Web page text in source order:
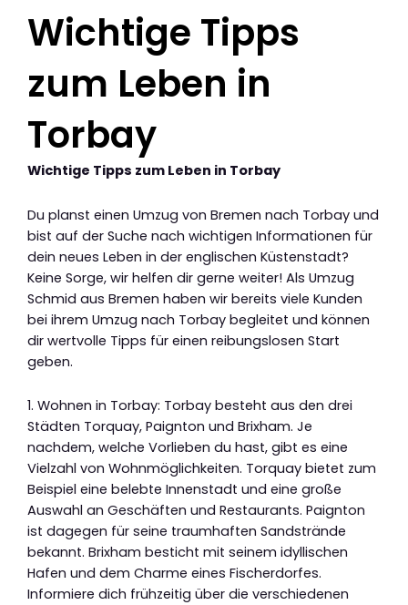
Wichtige Tipps
zum Leben in
Torbay
Wichtige Tipps zum Leben in Torbay
Du planst einen Umzug von Bremen nach Torbay und
bist auf der Suche nach wichtigen Informationen für
dein neues Leben in der englischen Küstenstadt?
Keine Sorge, wir helfen dir gerne weiter! Als Umzug
Schmid aus Bremen haben wir bereits viele Kunden
bei ihrem Umzug nach Torbay begleitet und können
dir wertvolle Tipps für einen reibungslosen Start
geben.
1. Wohnen in Torbay: Torbay besteht aus den drei
Städten Torquay, Paignton und Brixham. Je
nachdem, welche Vorlieben du hast, gibt es eine
Vielzahl von Wohnmöglichkeiten. Torquay bietet zum
Beispiel eine belebte Innenstadt und eine große
Auswahl an Geschäften und Restaurants. Paignton
ist dagegen für seine traumhaften Sandstrände
bekannt. Brixham besticht mit seinem idyllischen
Hafen und dem Charme eines Fischerdorfes.
Informiere dich frühzeitig über die verschiedenen